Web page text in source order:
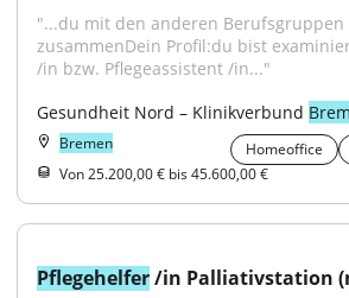
"...du mit den anderen Berufsgruppen
zusammenDein Profil:du bist
/in bzw. Pflegeassistent /in..."
Gesundheit Nord – Klinikverbund
Bremen Homeoffice
Von 25.200,00 € bis 45.600,00 €
Pflegehelfer /in Palliativstation